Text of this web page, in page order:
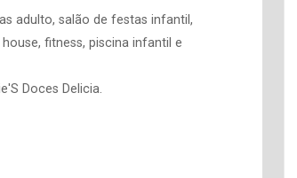
adulto, salão de festas infantil,
fitness, piscina infantil e
Doces Delicia.